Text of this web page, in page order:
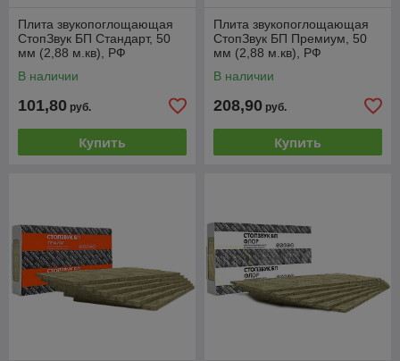
Плита звукопоглощающая
СтопЗвук БП Стандарт, 50
мм (2,88 м.кв), РФ
В наличии
101,80 руб.
Купить
Плита звукопоглощающая
СтопЗвук БП Премиум, 50
мм (2,88 м.кв), РФ
В наличии
208,90 руб.
Купить